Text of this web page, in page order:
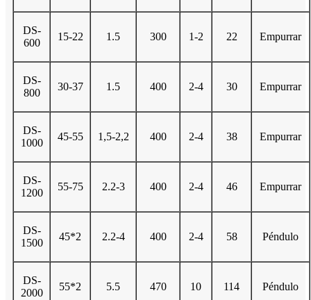
DS-
600
15-22 1.5 300 1-2 22 Empurrar
DS-
800
30-37 1.5 400 2-4 30 Empurrar
DS-
1000
45-55 1,5-2,2 400 2-4 38 Empurrar
DS-
1200
55-75 2.2-3 400 2-4 46 Empurrar
DS-
1500
45*2 2.2-4 400 2-4 58 Péndulo
DS-
2000
55*2 5.5 470 10 114 Péndulo